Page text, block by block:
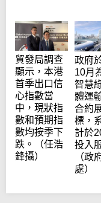
貿發局調查
顯示，本港
首季出口信
心指數當
中，現狀指
數和預期指
數均按季下
跌。（任浩
鋒攝）
政府
10月
智慧
體運
合約
標，
計於
投入
（政
處）